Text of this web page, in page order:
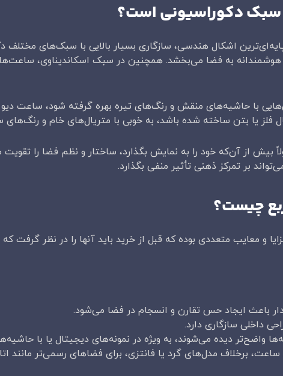
سبک دکوراسیونی است؟
اشکال هندسی، سازگاری بسیار بالایی با سبک‌های
به فضا می‌بخشد. همچنین در سبک اسکاندیناوی،
با حاشیه‌های منقش و رنگ‌های تیره بهره گرفته شود، ساعت
فلز یا بتن ساخته شده باشد، به خوبی با متریال‌های خام و
بیش از آن‌که خود را به نمایش بگذارد، ساختار و نظم فضا را
بر تمرکز ذهنی تأثیر منفی بگذارد.
چیست؟
و معایب متعددی بوده که قبل از خرید باید آنها را در نظر گرفت که
باعث ایجاد حس تقارن و انسجام در فضا می‌شود.
داخلی سازگاری دارد.
واضح‌تر دیده می‌شوند، به ویژه در نمونه‌های دیجیتال یا با
ساعت، برخلاف مدل‌های گرد یا فانتزی، برای فضاهای رسمی‌تر مانند